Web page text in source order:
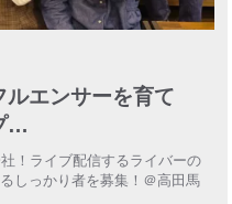
ルエンサーを育て
…
！ライブ配信するライバーの
しっかり者を募集！＠高田馬